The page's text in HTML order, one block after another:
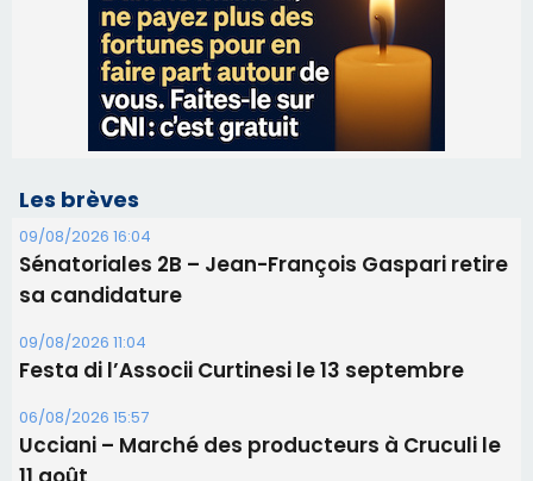
09/08/2026 16:04
Sénatoriales 2B – Jean-François Gaspari retire
sa candidature
09/08/2026 11:04
Festa di l’Associi Curtinesi le 13 septembre
06/08/2026 15:57
Ucciani – Marché des producteurs à Cruculi le
11 août
06/08/2026 15:25
Corte – L’association A Nuciola organise une
projection sous les étoiles
06/08/2026 15:04
Alata - Soirée Tango Argentin au stade de San
Benedetto